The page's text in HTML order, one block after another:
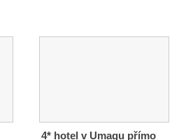
4* hotel v Umagu přímo